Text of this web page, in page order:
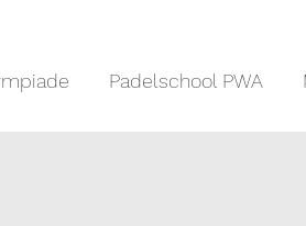
Padelschool PWA